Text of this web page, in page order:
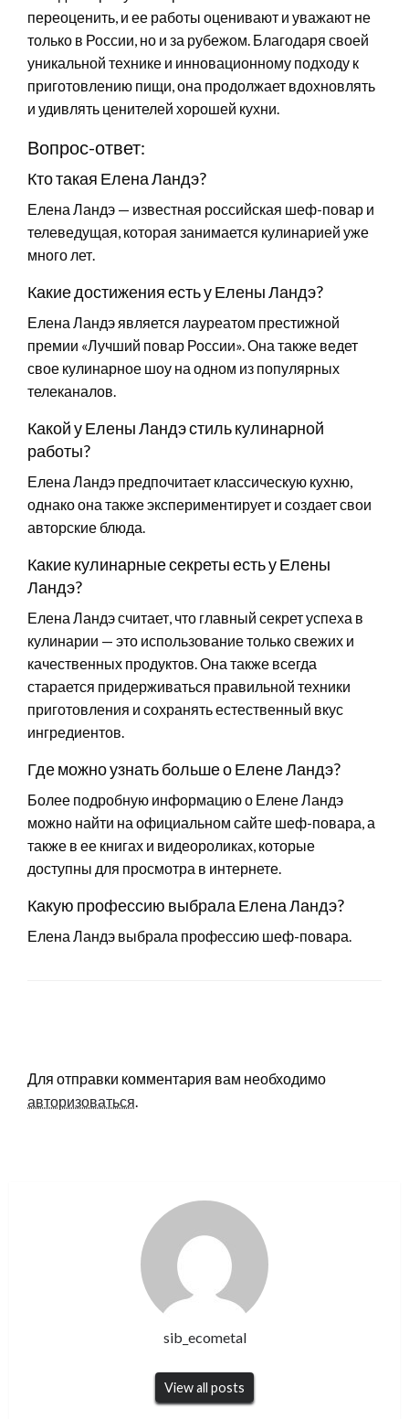
переоценить, и ее работы оценивают и уважают не
только в России, но и за рубежом. Благодаря своей
уникальной технике и инновационному подходу к
приготовлению пищи, она продолжает вдохновлять
и удивлять ценителей хорошей кухни.
Вопрос-ответ:
Кто такая Елена Ландэ?
Елена Ландэ — известная российская шеф-повар и
телеведущая, которая занимается кулинарией уже
много лет.
Какие достижения есть у Елены Ландэ?
Елена Ландэ является лауреатом престижной
премии «Лучший повар России». Она также ведет
свое кулинарное шоу на одном из популярных
телеканалов.
Какой у Елены Ландэ стиль кулинарной
работы?
Елена Ландэ предпочитает классическую кухню,
однако она также экспериментирует и создает свои
авторские блюда.
Какие кулинарные секреты есть у Елены
Ландэ?
Елена Ландэ считает, что главный секрет успеха в
кулинарии — это использование только свежих и
качественных продуктов. Она также всегда
старается придерживаться правильной техники
приготовления и сохранять естественный вкус
ингредиентов.
Где можно узнать больше о Елене Ландэ?
Более подробную информацию о Елене Ландэ
можно найти на официальном сайте шеф-повара, а
также в ее книгах и видеороликах, которые
доступны для просмотра в интернете.
Какую профессию выбрала Елена Ландэ?
Елена Ландэ выбрала профессию шеф-повара.
Для отправки комментария вам необходимо
авторизоваться.
sib_ecometal
View all posts